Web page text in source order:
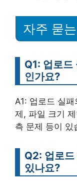
자주 묻
Q1: 업로드
인가요?
A1: 업로드 실
제, 파일 크기
측 문제 등이 있
Q2: 업로드
있나요?